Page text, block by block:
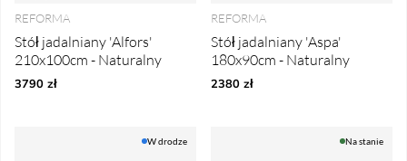
REFORMA
Stół jadalniany 'Alfors'
210x100cm - Naturalny
3790 zł
REFORMA
Stół jadalniany 'Aspa'
180x90cm - Naturalny
2380 zł
W drodze Na stanie